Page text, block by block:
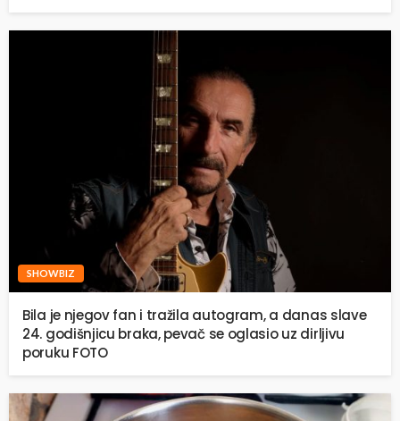
SHOWBIZ
Bila je njegov fan i tražila autogram, a danas slave
24. godišnjicu braka, pevač se oglasio uz dirljivu
poruku FOTO